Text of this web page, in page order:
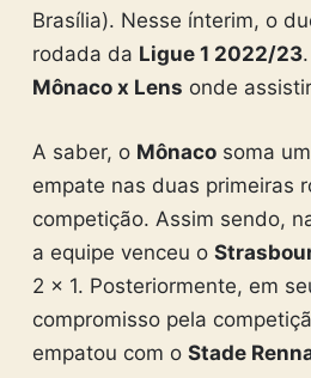
Brasília). Nesse ínterim, o
rodada da Ligue 1 2022/23
Mônaco x Lens onde
A saber, o Mônacosoma
empate nas duas primeiras
competição. Assim sendo,
a equipe venceu o
2 x 1. Posteriormente, em
compromisso pela
empatou com o Stade